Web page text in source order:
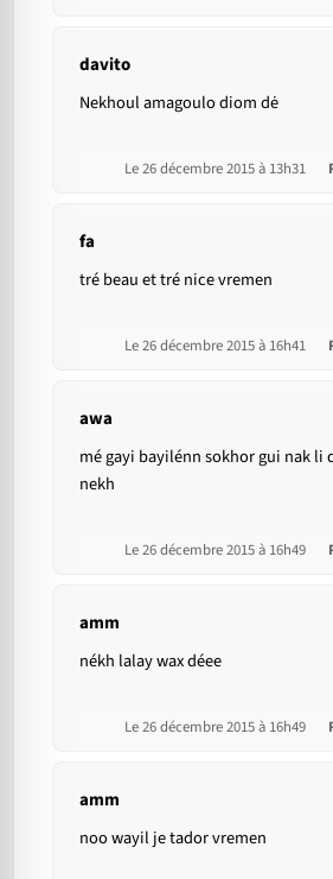
davito
Nekhoul amagoulo diom dė
Le 26 décembre 2015 à 13h31
fa
tré beau et tré nice vremen
Le 26 décembre 2015 à 16h41
awa
mé gayi bayilénn sokhor gui nak li
nekh
Le 26 décembre 2015 à 16h49
amm
nékh lalay wax déee
Le 26 décembre 2015 à 16h49
amm
noo wayil je tador vremen